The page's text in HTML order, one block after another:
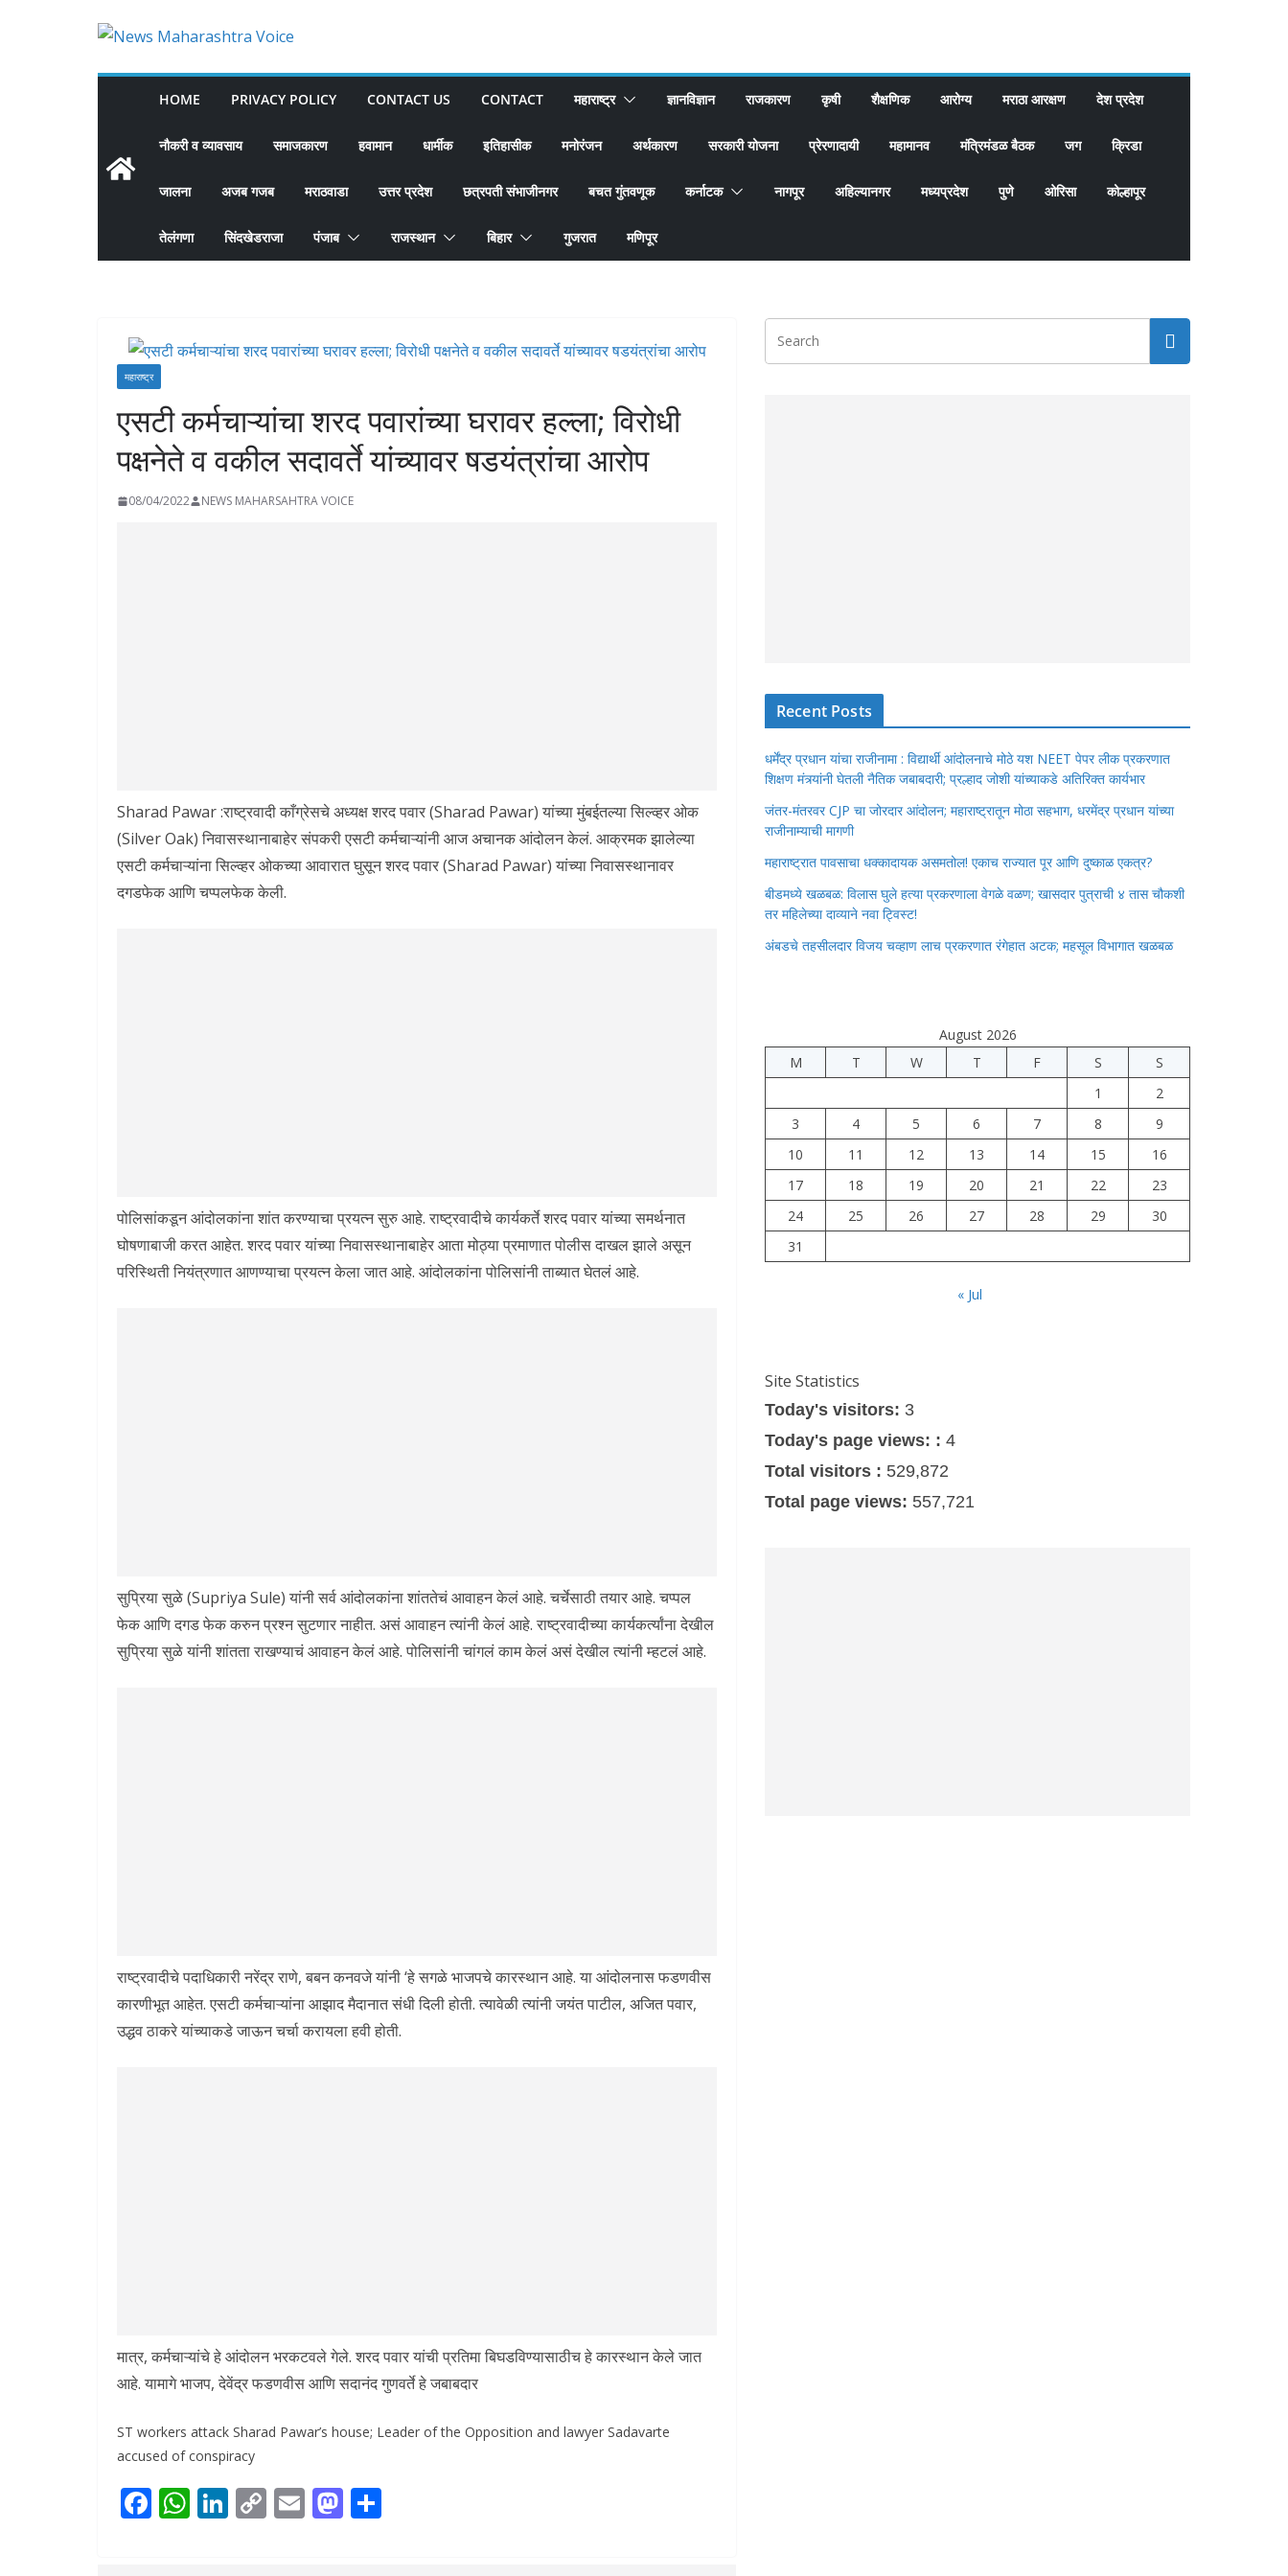
HOME PRIVACY POLICY CONTACT US CONTACT महाराष्ट्र ज्ञानविज्ञान राजकारण कृषी शैक्षणिक आरोग्य मराठा आरक्षण देश प्रदेश
नौकरी व व्यावसाय समाजकारण हवामान धार्मीक इतिहासीक मनोरंजन अर्थकारण सरकारी योजना प्रेरणादायी महामानव मंत्रिमंडळ बैठक जग क्रिडा
जालना अजब गजब मराठवाडा उत्तर प्रदेश छत्रपती संभाजीनगर बचत गुंतवणूक कर्नाटक नागपूर अहिल्यानगर मध्यप्रदेश पुणे ओरिसा कोल्हापूर
तेलंगणा सिंदखेडराजा पंजाब राजस्थान बिहार गुजरात मणिपूर
महाराष्ट्र
एसटी कर्मचाऱ्यांचा शरद पवारांच्या घरावर हल्ला; विरोधी
पक्षनेते व वकील सदावर्ते यांच्यावर षडयंत्रांचा आरोप
08/04/2022 NEWS MAHARSAHTRA VOICE
Sharad Pawar :राष्ट्रवादी काँग्रेसचे अध्यक्ष शरद पवार (Sharad Pawar) यांच्या मुंबईतल्या सिल्व्हर ओक
(Silver Oak) निवासस्थानाबाहेर संपकरी एसटी कर्मचाऱ्यांनी आज अचानक आंदोलन केलं. आक्रमक झालेल्या
एसटी कर्मचाऱ्यांना सिल्व्हर ओकच्या आवारात घुसून शरद पवार (Sharad Pawar) यांच्या निवासस्थानावर
दगडफेक आणि चप्पलफेक केली.
पोलिसांकडून आंदोलकांना शांत करण्याचा प्रयत्न सुरु आहे. राष्ट्रवादीचे कार्यकर्ते शरद पवार यांच्या समर्थनात
घोषणाबाजी करत आहेत. शरद पवार यांच्या निवासस्थानाबाहेर आता मोठ्या प्रमाणात पोलीस दाखल झाले असून
परिस्थिती नियंत्रणात आणण्याचा प्रयत्न केला जात आहे. आंदोलकांना पोलिसांनी ताब्यात घेतलं आहे.
सुप्रिया सुळे (Supriya Sule) यांनी सर्व आंदोलकांना शांततेचं आवाहन केलं आहे. चर्चेसाठी तयार आहे. चप्पल
फेक आणि दगड फेक करुन प्रश्न सुटणार नाहीत. असं आवाहन त्यांनी केलं आहे. राष्ट्रवादीच्या कार्यकर्त्यांना देखील
सुप्रिया सुळे यांनी शांतता राखण्याचं आवाहन केलं आहे. पोलिसांनी चांगलं काम केलं असं देखील त्यांनी म्हटलं आहे.
राष्ट्रवादीचे पदाधिकारी नरेंद्र राणे, बबन कनवजे यांनी ‘हे सगळे भाजपचे कारस्थान आहे. या आंदोलनास फडणवीस
कारणीभूत आहेत. एसटी कर्मचाऱ्यांना आझाद मैदानात संधी दिली होती. त्यावेळी त्यांनी जयंत पाटील, अजित पवार,
उद्धव ठाकरे यांच्याकडे जाऊन चर्चा करायला हवी होती.
मात्र, कर्मचाऱ्यांचे हे आंदोलन भरकटवले गेले. शरद पवार यांची प्रतिमा बिघडविण्यासाठीच हे कारस्थान केले जात
आहे. यामागे भाजप, देवेंद्र फडणवीस आणि सदानंद गुणवर्ते हे जबाबदार
ST workers attack Sharad Pawar’s house; Leader of the Opposition and lawyer Sadavarte
accused of conspiracy
F W Li C E M
Recent Posts
धर्मेंद्र प्रधान यांचा राजीनामा : विद्यार्थी आंदोलनाचे मोठे यश NEET पेपर लीक प्रकरणात
शिक्षण मंत्र्यांनी घेतली नैतिक जबाबदारी; प्रल्हाद जोशी यांच्याकडे अतिरिक्त कार्यभार
जंतर-मंतरवर CJP चा जोरदार आंदोलन; महाराष्ट्रातून मोठा सहभाग, धरमेंद्र प्रधान यांच्या
राजीनाम्याची मागणी
महाराष्ट्रात पावसाचा धक्कादायक असमतोल! एकाच राज्यात पूर आणि दुष्काळ एकत्र?
बीडमध्ये खळबळ: विलास घुले हत्या प्रकरणाला वेगळे वळण; खासदार पुत्राची ४ तास चौकशी
तर महिलेच्या दाव्याने नवा ट्विस्ट!
अंबडचे तहसीलदार विजय चव्हाण लाच प्रकरणात रंगेहात अटक; महसूल विभागात खळबळ
August 2026
M
T W T F S
S
1
2
3
4 5 6 7 8
9
10
11 12 13 14 15
16
17
18 19 20 21 22
23
24
25 26 27 28 29
30
31
« Jul
Site Statistics
Today's visitors: 3
Today's page views: : 4
Total visitors : 529,872
Total page views: 557,721